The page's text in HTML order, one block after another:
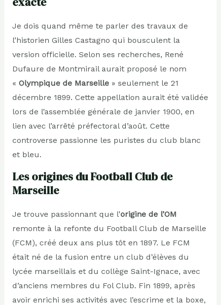
Je dois quand même te parler des travaux de
l’historien Gilles Castagno qui bousculent la
version officielle. Selon ses recherches, René
Dufaure de Montmirail aurait proposé le nom
« Olympique de Marseille» seulement le 21
décembre 1899. Cette appellation aurait été validée
lors de l’assemblée générale de janvier 1900, en
lien avec l’arrêté préfectoral d’août. Cette
controverse passionne les puristes du club blanc
et bleu.
Les origines du Football Club de
Marseille
Je trouve passionnant que l’origine de l’OM
remonte à la refonte du Football Club de Marseille
(FCM), créé deux ans plus tôt en 1897. Le FCM
était né de la fusion entre un club d’élèves du
lycée marseillais et du collège Saint-Ignace, avec
d’anciens membres du Fol Club. Fin 1899, après
avoir enrichi ses activités avec l’escrime et la boxe,